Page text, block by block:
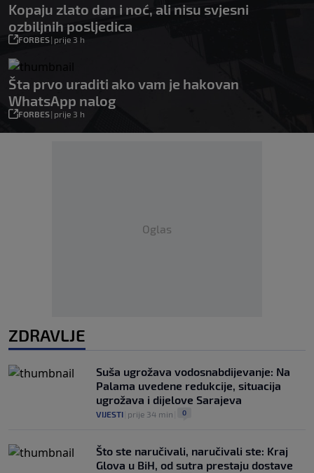
Kopaju zlato dan i noć, ali nisu svjesni
ozbiljnih posljedica
FORBES| prije 3 h
Šta prvo uraditi ako vam je hakovan
WhatsApp nalog
FORBES| prije 3 h
Oglas
ZDRAVLJE
Suša ugrožava vodosnabdijevanje: Na
Palama uvedene redukcije, situacija
ugrožava i dijelove Sarajeva
VIJESTI prije 34 min 0
Što ste naručivali, naručivali ste: Kraj
Glova u BiH, od sutra prestaju dostave